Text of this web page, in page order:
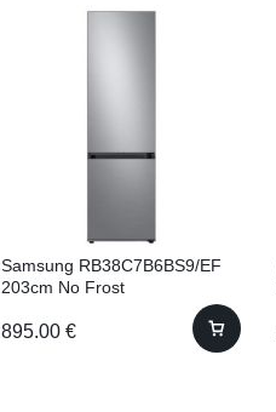
Samsung RB38C7B6BS9/EF
203cm No Frost
895.00 €